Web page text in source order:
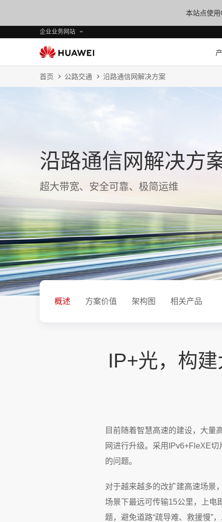
本站点使
企业业务网站
首页 公路交通 沿路通信网解决方案
沿路通信网解决方
超大带宽、安全可靠、极简运维
概述 方案价值 架构图 相关产品
IP+光，构
目前随着智慧高速的建设，大量
网进行升级。采用IPv6+FleXE
的问题。
对于越来越多的改扩建高速场景
场景下最远可传输15公里，上电
题，避免道路“疏导难、救援慢”